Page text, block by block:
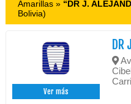
Amarillas » “DR J.
Bolivia)
Ver más
DR